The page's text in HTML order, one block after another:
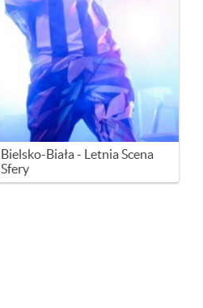
Bielsko-Biała - Letnia Scena
Sfery